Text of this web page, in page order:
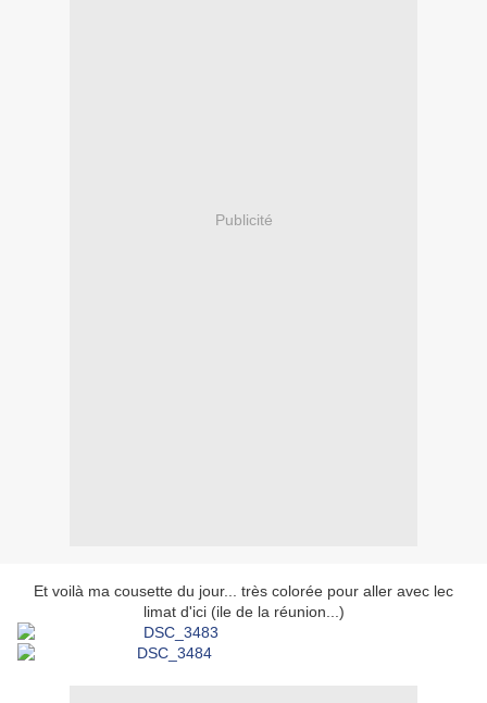
Publicité
Et voilà ma cousette du jour... très colorée pour aller avec lec
limat d'ici (ile de la réunion...)